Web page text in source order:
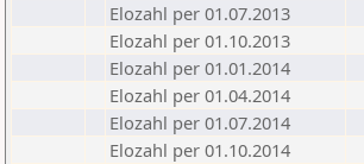
Elozahl per 01.07.2013
Elozahl per 01.10.2013
Elozahl per 01.01.2014
Elozahl per 01.04.2014
Elozahl per 01.07.2014
Elozahl per 01.10.2014